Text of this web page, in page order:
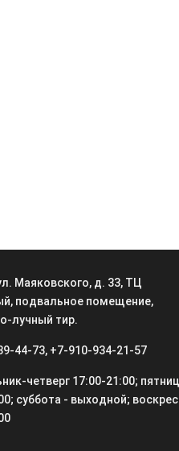
Маяковского, д. 33, ТЦ
подвальное помещение,
лучный тир.
44-73, +7-910-934-21-57
четверг 17:00-21:00;
суббота - выходной;